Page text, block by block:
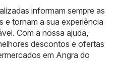
informam sempre as
e tornam a sua experiência
Com a nossa ajuda,
descontos e ofertas
em Angra do